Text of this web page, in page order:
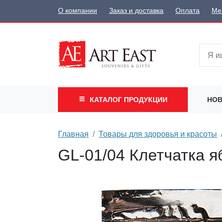
О компании Заказ и доставка Оплата
КАТАЛОГ ПРОДУКЦИИ
Главная Товары для здоровья и красоты
GL-01/04 Клетчатка